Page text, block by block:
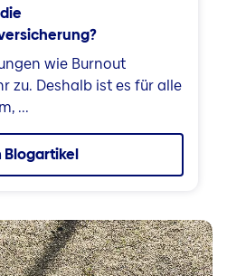
wie Burnout
zu. Deshalb ist es für alle
...
Blogartikel